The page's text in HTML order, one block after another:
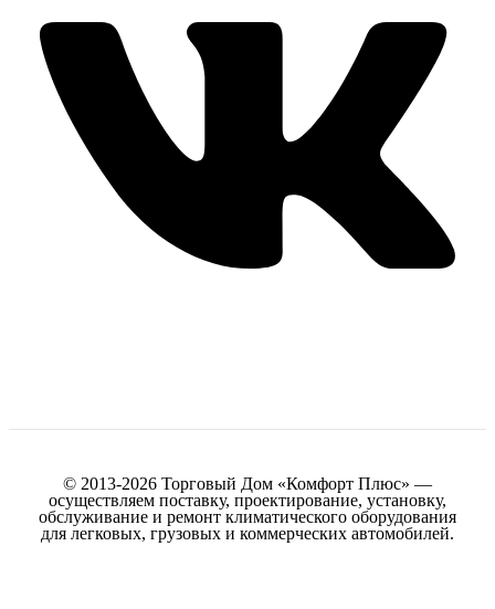
© 2013-2026 Торговый Дом «Комфорт Плюс» —
осуществляем поставку, проектирование, установку,
обслуживание и ремонт климатического оборудования
для легковых, грузовых и коммерческих автомобилей.